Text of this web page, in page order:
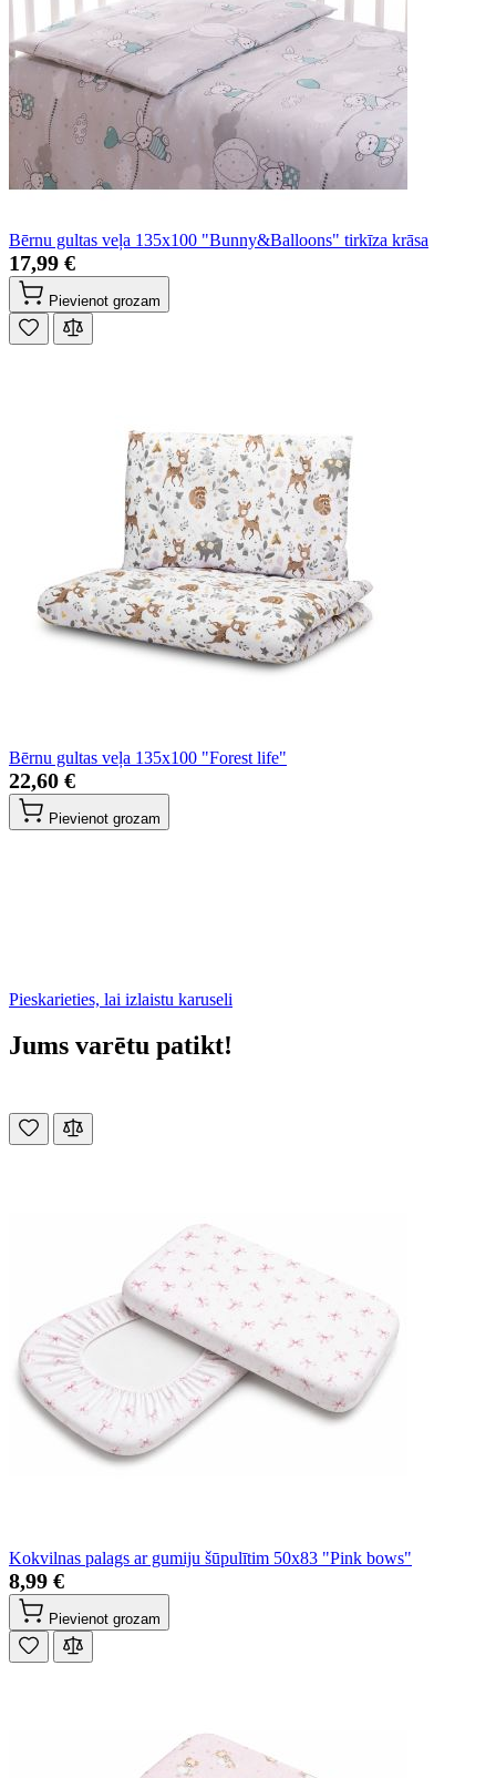
Bērnu gultas veļa 135x100 "Bunny&Balloons" tirkīza krāsa
17,99 €
Pievienot grozam
Bērnu gultas veļa 135x100 "Forest life"
22,60 €
Pievienot grozam
Pieskarieties, lai izlaistu karuseli
Jums varētu patikt!
Kokvilnas palags ar gumiju šūpulītim 50x83 "Pink bows"
8,99 €
Pievienot grozam